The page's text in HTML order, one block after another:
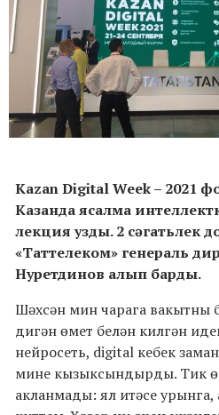
Kazan Digital Week – 2021
Казанда ясалма
лекция узды. 2 cәгатьлек
«Таттелеком» генераль
Нуретдинов алып барды.
Шәхсән мин чарага вакытны
дигән өмет белән килгән
нейросеть, digital кебек
мине кызыксындырды. Тик
акланмады: ял итәсе